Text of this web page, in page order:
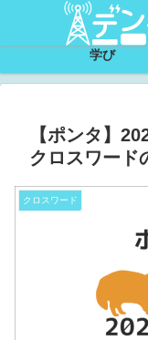
サイトについて
学び
【ポンタ】
クロスワード
クロスワード